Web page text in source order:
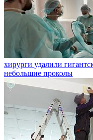
хирурги удалили
небольшие проколы